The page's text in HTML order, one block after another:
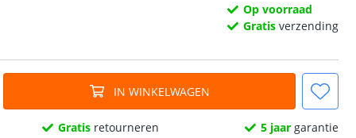
Op voorraad
Gratis verzending
IN WINKELWAGEN
Gratis retourneren 5 jaargarantie